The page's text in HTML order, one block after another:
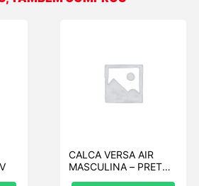
CALCA VERSA AIR
MASCULINA – PRETO –
P